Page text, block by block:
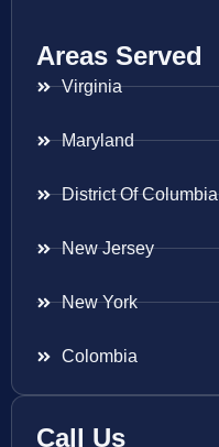
Areas Served
Virginia
Maryland
District Of Columbia
New Jersey
New York
Colombia
Call Us